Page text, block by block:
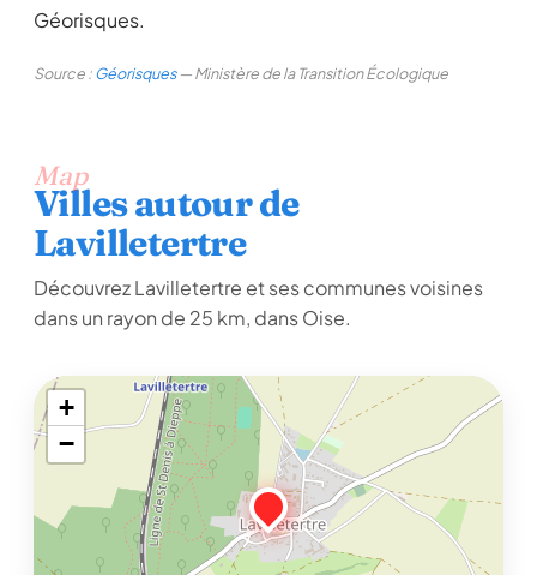
Géorisques.
Source :Géorisques— Ministère de la Transition Écologique
Map
Villes autour de
Lavilletertre
Découvrez Lavilletertre et ses communes voisines
dans un rayon de 25 km, dans Oise.
+
−